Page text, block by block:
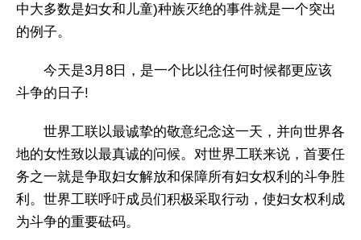
中大多数是妇女和儿童)种族灭绝的事件就是一个突出
的例子。
今天是3月8日，是一个比以往任何时候都更应该
斗争的日子!
世界工联以最诚挚的敬意纪念这一天，并向世界各
地的女性致以最真诚的问候。对世界工联来说，首要任
务之一就是争取妇女解放和保障所有妇女权利的斗争胜
利。世界工联呼吁成员们积极采取行动，使妇女权利成
为斗争的重要砝码。